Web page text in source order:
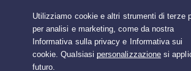
L'offerta migliore per